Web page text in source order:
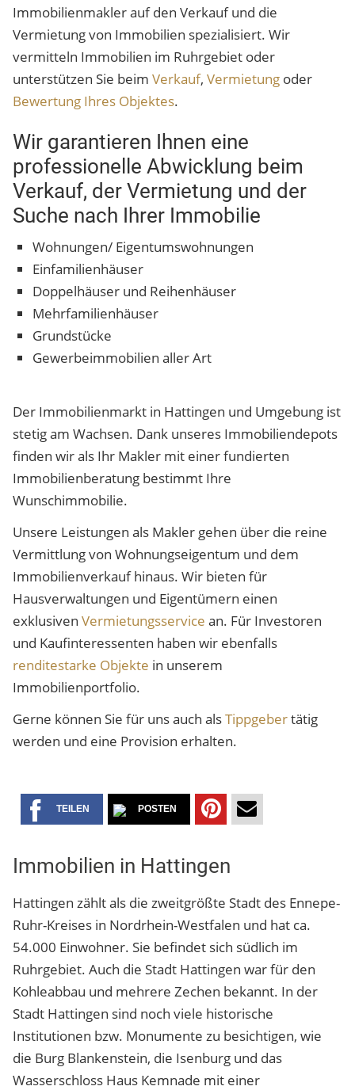
Immobilienmakler auf den Verkauf und die
Vermietung von Immobilien spezialisiert. Wir
vermitteln Immobilien im Ruhrgebiet oder
unterstützen Sie beim Verkauf, Vermietung oder
Bewertung Ihres Objektes.
Wir garantieren Ihnen eine
professionelle Abwicklung beim
Verkauf, der Vermietung und der
Suche nach Ihrer Immobilie
Wohnungen/ Eigentumswohnungen
Einfamilienhäuser
Doppelhäuser und Reihenhäuser
Mehrfamilienhäuser
Grundstücke
Gewerbeimmobilien aller Art
Der Immobilienmarkt in Hattingen und Umgebung ist
stetig am Wachsen. Dank unseres Immobiliendepots
finden wir als Ihr Makler mit einer fundierten
Immobilienberatung bestimmt Ihre
Wunschimmobilie.
Unsere Leistungen als Makler gehen über die reine
Vermittlung von Wohnungseigentum und dem
Immobilienverkauf hinaus. Wir bieten für
Hausverwaltungen und Eigentümern einen
exklusiven Vermietungsservice an. Für Investoren
und Kaufinteressenten haben wir ebenfalls
renditestarke Objekte in unserem
Immobilienportfolio.
Gerne können Sie für uns auch alsTippgebertätig
werden und eine Provision erhalten.
TEILEN POSTEN TEILEN
PINTEREST
Immobilien in Hattingen
Hattingen zählt als die zweitgrößte Stadt des Ennepe-
Ruhr-Kreises in Nordrhein-Westfalen und hat ca.
54.000 Einwohner. Sie befindet sich südlich im
Ruhrgebiet. Auch die Stadt Hattingen war für den
Kohleabbau und mehrere Zechen bekannt. In der
Stadt Hattingen sind noch viele historische
Institutionen bzw. Monumente zu besichtigen, wie
die Burg Blankenstein, die Isenburg und das
Wasserschloss Haus Kemnade mit einer